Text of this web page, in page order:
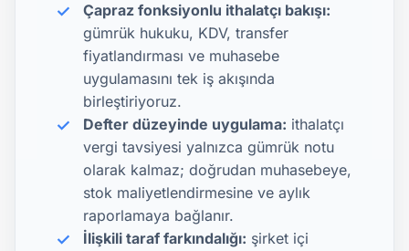
Çapraz fonksiyonlu ithalatçı bakışı:
gümrük hukuku, KDV, transfer
fiyatlandırması ve muhasebe
uygulamasını tek iş akışında
birleştiriyoruz.
Defter düzeyinde uygulama: ithalatçı
vergi tavsiyesi yalnızca gümrük notu
olarak kalmaz; doğrudan muhasebeye,
stok maliyetlendirmesine ve aylık
raporlamaya bağlanır.
İlişkili taraf farkındalığı: şirket içi